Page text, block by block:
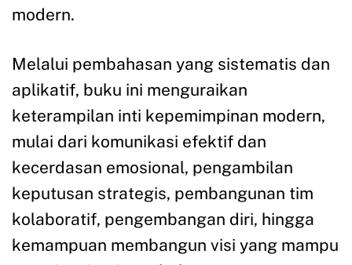
modern.
Melalui pembahasan yang sistematis dan
aplikatif, buku ini menguraikan
keterampilan inti kepemimpinan modern,
mulai dari komunikasi efektif dan
kecerdasan emosional, pengambilan
keputusan strategis, pembangunan tim
kolaboratif, pengembangan diri, hingga
kemampuan membangun visi yang mampu